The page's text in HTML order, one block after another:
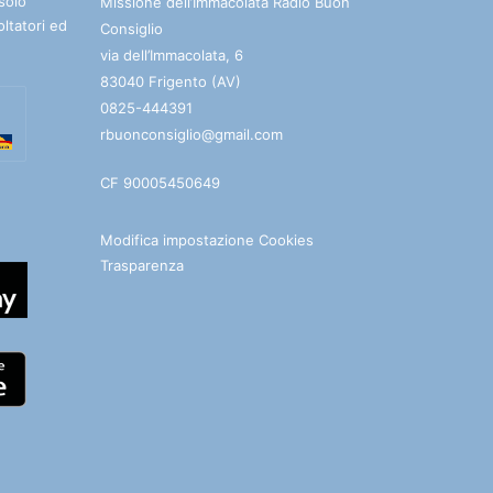
ed
Consiglio
via dell’Immacolata, 6
83040 Frigento (AV)
0825-444391
rbuonconsiglio@gmail.com
CF 90005450649
Modifica impostazione Cookies
Trasparenza